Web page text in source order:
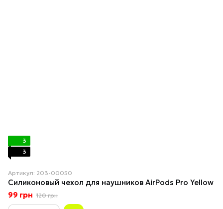
3
3
Артикул: 203-00050
Силиконовый чехол для наушников AirPods Pro Yellow
99 грн 120 грн